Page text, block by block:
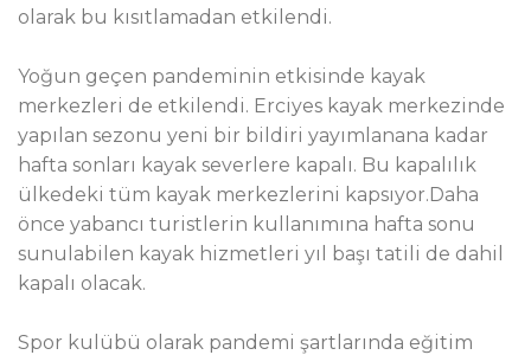
olarak bu kısıtlamadan etkilendi.
Yoğun geçen pandeminin etkisinde kayak
merkezleri de etkilendi. Erciyes kayak merkezinde
yapılan sezonu yeni bir bildiri yayımlanana kadar
hafta sonları kayak severlere kapalı. Bu kapalılık
ülkedeki tüm kayak merkezlerini kapsıyor.Daha
önce yabancı turistlerin kullanımına hafta sonu
sunulabilen kayak hizmetleri yıl başı tatili de dahil
kapalı olacak.
Spor kulübü olarak pandemi şartlarında eğitim